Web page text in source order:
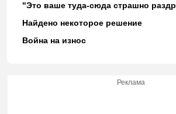
"Это ваше туда-сюда страшно
Найдено некоторое решение
Война на износ
Реклама